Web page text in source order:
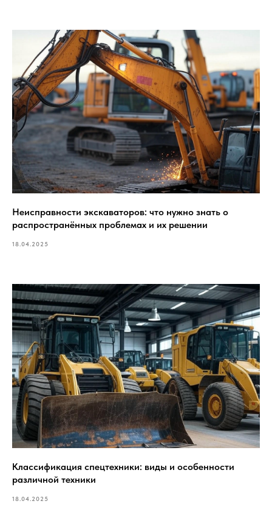
Неисправности экскаваторов: что нужно знать о
распространённых проблемах и их решении
18.04.2025
Классификация спецтехники: виды и особенности
различной техники
18.04.2025